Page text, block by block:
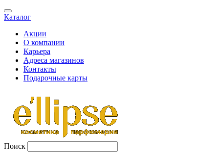
Каталог
Акции
О компании
Карьера
Адреса магазинов
Контакты
Подарочные карты
Поиск